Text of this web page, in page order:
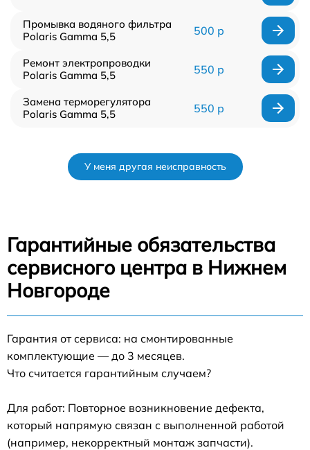
Промывка водяного фильтра
Polaris Gamma 5,5
500 р
Ремонт электропроводки
Polaris Gamma 5,5
550 р
Замена терморегулятора
Polaris Gamma 5,5
550 р
У меня другая неисправность
Гарантийные обязательства
сервисного центра в Нижнем
Новгороде
Гарантия от сервиса: на смонтированные
комплектующие — до 3 месяцев.
Что считается гарантийным случаем?
Для работ: Повторное возникновение дефекта,
который напрямую связан с выполненной работой
(например, некорректный монтаж запчасти).